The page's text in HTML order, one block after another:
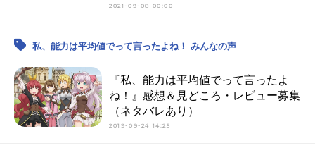
2021-09-08 00:00
私、能力は平均値でって言ったよね！ みんなの声
『私、能力は平均値でって言ったよ
ね！』感想＆見どころ・レビュー募集
（ネタバレあり）
2019-09-24 14:25